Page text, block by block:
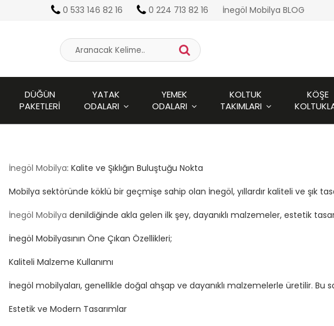
0 533 146 82 16 0 224 713 82 16 İnegöl Mobilya BLOG
DÜĞÜN
PAKETLERI
YATAK
ODALARI
YEMEK
ODALARI
KOLTUK
TAKIMLARI
KÖŞE
İnegöl Mobilya: Kalite ve Şıklığın Buluştuğu Nokta
Mobilya sektöründe köklü bir geçmişe sahip olan İnegöl, yıllardır kaliteli ve şık
İnegöl Mobilya denildiğinde akla gelen ilk şey, dayanıklı malzemeler, estetik
İnegöl Mobilyasının Öne Çıkan Özellikleri;
Kaliteli Malzeme Kullanımı
İnegöl mobilyaları, genellikle doğal ahşap ve dayanıklı malzemelerle üretilir.
Estetik ve Modern Tasarımlar